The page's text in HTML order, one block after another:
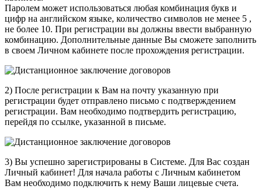
Паролем может использоваться любая комбинация букв и
цифр на английском языке, количество символов не менее 5 ,
не более 10. При регистрации вы должны ввести выбранную
комбинацию. Дополнительные данные Вы сможете заполнить
в своем Личном кабинете после прохождения регистрации.
2) После регистрации к Вам на почту указанную при
регистрации будет отправлено письмо с подтверждением
регистрации. Вам необходимо подтвердить регистрацию,
перейдя по ссылке, указанной в письме.
3) Вы успешно зарегистрированы в Системе. Для Вас создан
Личный кабинет! Для начала работы с Личным кабинетом
Вам необходимо подключить к нему Ваши лицевые счета.